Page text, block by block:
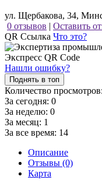
ул. Щербакова, 34,
0 отзывов | Оставить
QR Ссылка Что это?
Нашли ошибку?
Поднять в топ
Количество просмотров:
За сегодня: 0
За неделю: 0
За месяц: 1
За все время: 14
Описание
Отзывы (0)
Карта